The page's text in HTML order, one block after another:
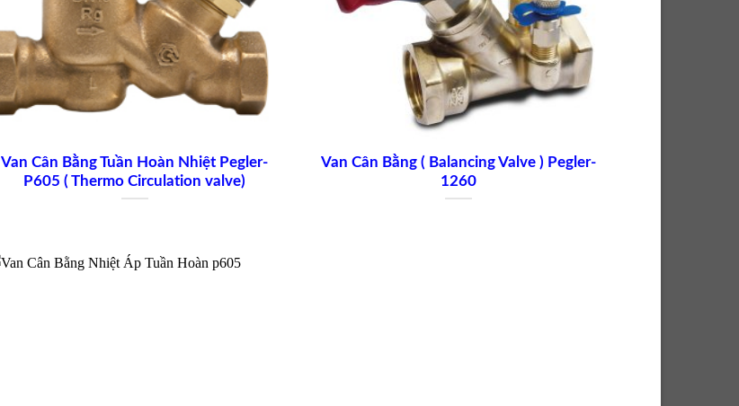
Van Cân Bằng Tuần Hoàn Nhiệt Pegler-
P605 ( Thermo Circulation valve)
Van Cân Bằng ( Balancing Valve ) Pegler-
1260